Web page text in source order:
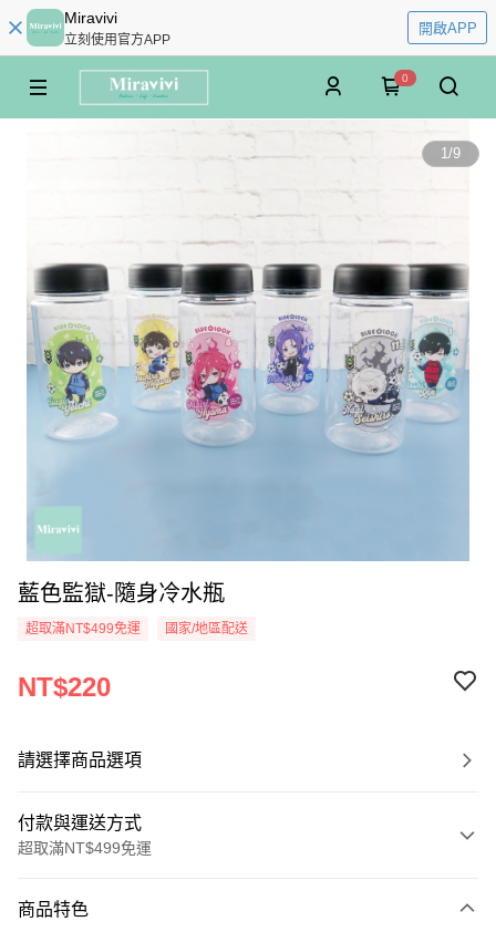
Miravivi
立刻使用官方APP
開啟APP
0
1/9
藍色監獄-隨身冷水瓶
超取滿NT$499免運 國家/地區配送
NT$220
請選擇商品選項
付款與運送方式
超取滿NT$499免運
信用卡一次付款
商品特色